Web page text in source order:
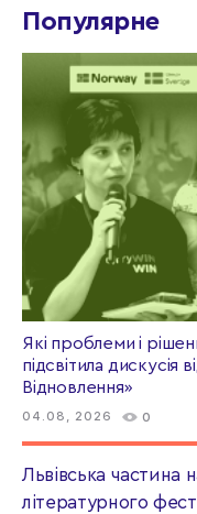
Популярне
Які проблеми і
підсвітила дискусія
Відновлення»
04.08, 2026 0
Львівська частина
літературного